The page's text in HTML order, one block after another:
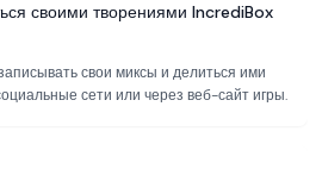
своими творениями IncrediBox
свои миксы и делиться ими
сети или через веб-сайт игры.